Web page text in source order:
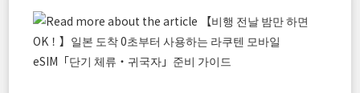
품
비
를
현
명